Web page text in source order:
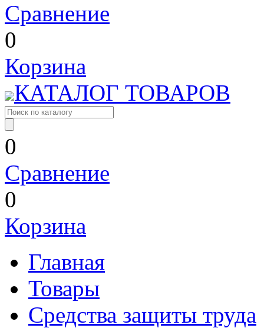
Сравнение
0
Корзина
КАТАЛОГ ТОВАРОВ
0
Сравнение
0
Корзина
Главная
Товары
Средства защиты труда